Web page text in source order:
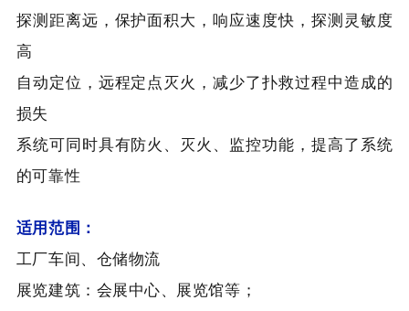
探测距离远，保护面积大，响应速度快，探测灵敏度
高
自动定位，远程定点灭火，减少了扑救过程中造成的
损失
系统可同时具有防火、灭火、监控功能，提高了系统
的可靠性
适用范围：
工厂车间、仓储物流
展览建筑：会展中心、展览馆等；